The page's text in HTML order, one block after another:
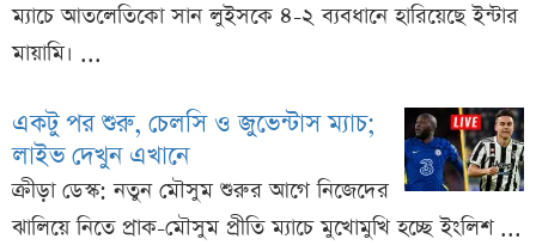
ম্যাচে আতলেতিকো সান লুইসকে ৪-২ ব্যবধানে হারিয়েছে ইন্টার
মায়ামি। ...
একটু পর শুরু, চেলসি ও জুভেন্টাস ম্যাচ;
লাইভ দেখুন এখানে
ক্রীড়া ডেস্ক: নতুন মৌসুম শুরুর আগে নিজেদের
ঝালিয়ে নিতে প্রাক-মৌসুম প্রীতি ম্যাচে মুখোমুখি হচ্ছে ইংলিশ ...